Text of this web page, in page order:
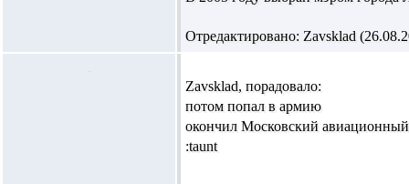
Отредактировано: Zavsklad
Zavsklad, порадовало:
потом попал в армию
окончил Московский
:taunt